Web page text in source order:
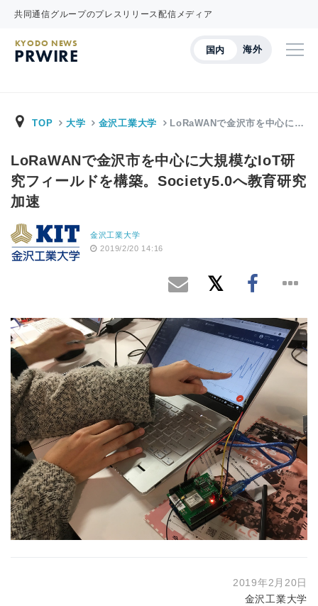
共同通信グループのプレスリリース配信メディア
国内 海外
KYODO NEWS
PRWIRE
TOP 大学 金沢工業大学 LoRaWANで金沢市を中心に…
LoRaWANで金沢市を中心に大規模なIoT研
究フィールドを構築。Society5.0へ教育研究
加速
金沢工業大学
2019/2/20 14:16
2019年2月20日
金沢工業大学